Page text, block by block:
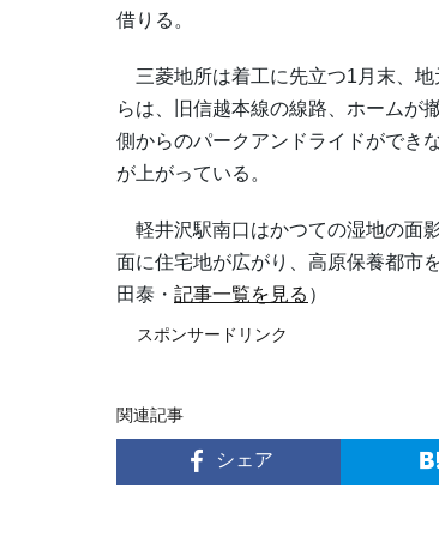
借りる。
三菱地所は着工に先立つ1月末、地
らは、旧信越本線の線路、ホームが
側からのパークアンドライドができ
が上がっている。
軽井沢駅南口はかつての湿地の面
面に住宅地が広がり、高原保養都市
田泰・ 記事一覧を見る ）
スポンサードリンク
関連記事
シェア